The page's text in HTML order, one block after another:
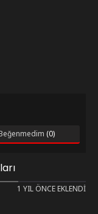
(0)
1 YIL ÖNCE EKLENDI